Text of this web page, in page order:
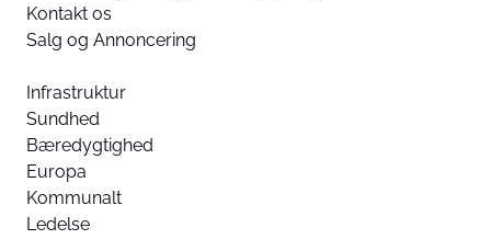
Kontakt os
Salg og Annoncering
Infrastruktur
Sundhed
Bæredygtighed
Europa
Kommunalt
Ledelse